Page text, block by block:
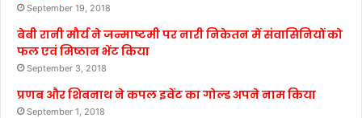
September 19, 2018
बेबी रानी मौर्य ने जन्माष्टमी पर नारी निकेतन में संवासिनियों को
फल एवं मिष्ठान भेंट किया
September 3, 2018
प्रणब और शिबनाथ ने कपल इवेंट का गोल्ड अपने नाम किया
September 1, 2018